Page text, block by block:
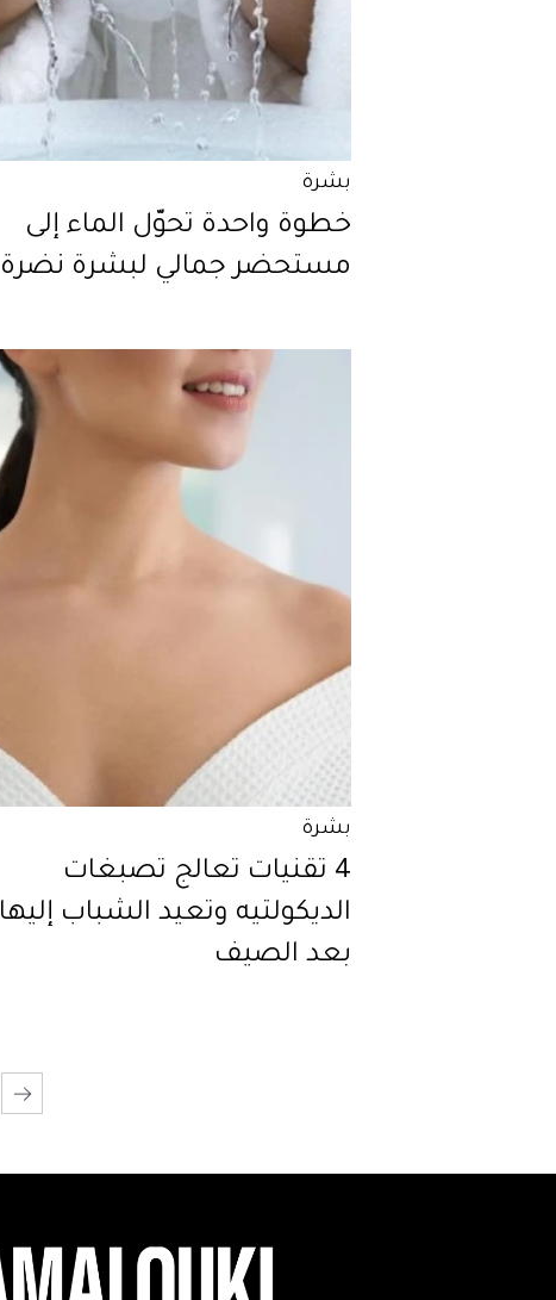
بشرة
خطوة واحدة تحوّل الماء إلى
مستحضر جمالي لبشرة نضرة
بشرة
4 تقنيات تعالج تصبغات
الديكولتيه وتعيد الشباب إليها
بعد الصيف